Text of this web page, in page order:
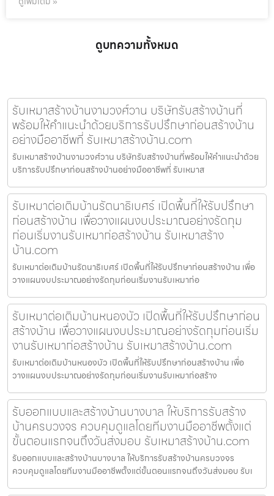
ดูบทความทั้งหมด
รับเหมาสร้างบ้านงามวงศ์วาน บริษัทรับสร้างบ้านที่
พร้อมให้คำแนะนำด้วยบริการรับปรึกษาก่อนสร้างบ้าน
อย่างมืออาชีพที่ รับเหมาสร้างบ้าน.com
รับเหมาสร้างบ้านงามวงศ์วาน บริษัทรับสร้างบ้านที่พร้อมให้คำแนะนำด้วย
บริการรับปรึกษาก่อนสร้างบ้านอย่างมืออาชีพที่ รับเหมาส
รับเหมาต่อเติมบ้านรัตนาธิเบศร์ เปิดพื้นที่ให้รับปรึกษา
ก่อนสร้างบ้าน เพื่อวางแผนงบประมาณอย่างรัดกุม
ก่อนเริ่มงานรับเหมาก่อสร้างบ้าน รับเหมาสร้าง
บ้าน.com
รับเหมาต่อเติมบ้านรัตนาธิเบศร์ เปิดพื้นที่ให้รับปรึกษาก่อนสร้างบ้าน เพื่อ
วางแผนงบประมาณอย่างรัดกุมก่อนเริ่มงานรับเหมาก่อ
รับเหมาต่อเติมบ้านหนองบัว เปิดพื้นที่ให้รับปรึกษาก่อน
สร้างบ้าน เพื่อวางแผนงบประมาณอย่างรัดกุมก่อนเริ่ม
งานรับเหมาก่อสร้างบ้าน รับเหมาสร้างบ้าน.com
รับเหมาต่อเติมบ้านหนองบัว เปิดพื้นที่ให้รับปรึกษาก่อนสร้างบ้าน เพื่อ
วางแผนงบประมาณอย่างรัดกุมก่อนเริ่มงานรับเหมาก่อสร้าง
รับออกแบบและสร้างบ้านบางบาล ให้บริการรับสร้าง
บ้านครบวงจร ควบคุมดูแลโดยทีมงานมืออาชีพตั้งแต่
ขั้นตอนแรกจนถึงวันส่งมอบ รับเหมาสร้างบ้าน.com
รับออกแบบและสร้างบ้านบางบาล ให้บริการรับสร้างบ้านครบวงจร
ควบคุมดูแลโดยทีมงานมืออาชีพตั้งแต่ขั้นตอนแรกจนถึงวันส่งมอบ รับเ